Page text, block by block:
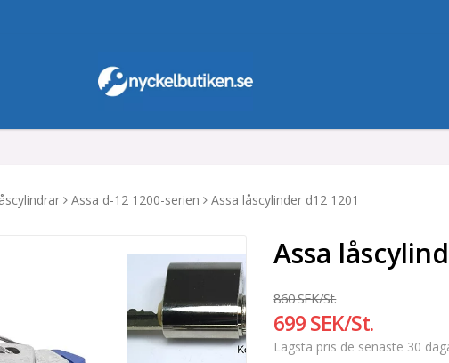
Assa d-12 1200-serien Assa låscylinder d12 1201
Assa
860 SEK/St.
699 SEK/St.
Lägsta pris de senaste 30